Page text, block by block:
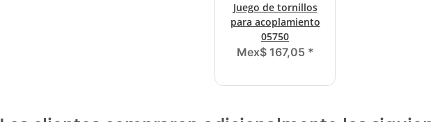
Juego de tornillos
para acoplamiento
05750
Mex$ 167,05 *